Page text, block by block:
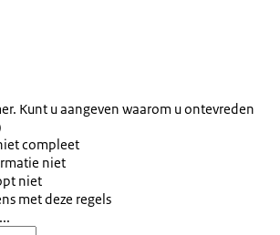
Kunt u aangeven waarom u ontevreden
compleet
niet
niet
met deze regels